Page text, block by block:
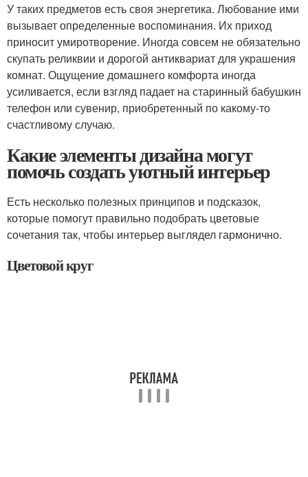
У таких предметов есть своя энергетика. Любование ими
вызывает определенные воспоминания. Их приход
приносит умиротворение. Иногда совсем не обязательно
скупать реликвии и дорогой антиквариат для украшения
комнат. Ощущение домашнего комфорта иногда
усиливается, если взгляд падает на старинный бабушкин
телефон или сувенир, приобретенный по какому-то
счастливому случаю.
Какие элементы дизайна могут
помочь создать уютный интерьер
Есть несколько полезных принципов и подсказок,
которые помогут правильно подобрать цветовые
сочетания так, чтобы интерьер выглядел гармонично.
Цветовой круг